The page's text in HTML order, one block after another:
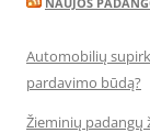
Automobilių
pardavimo būdą?
Žieminių padangų